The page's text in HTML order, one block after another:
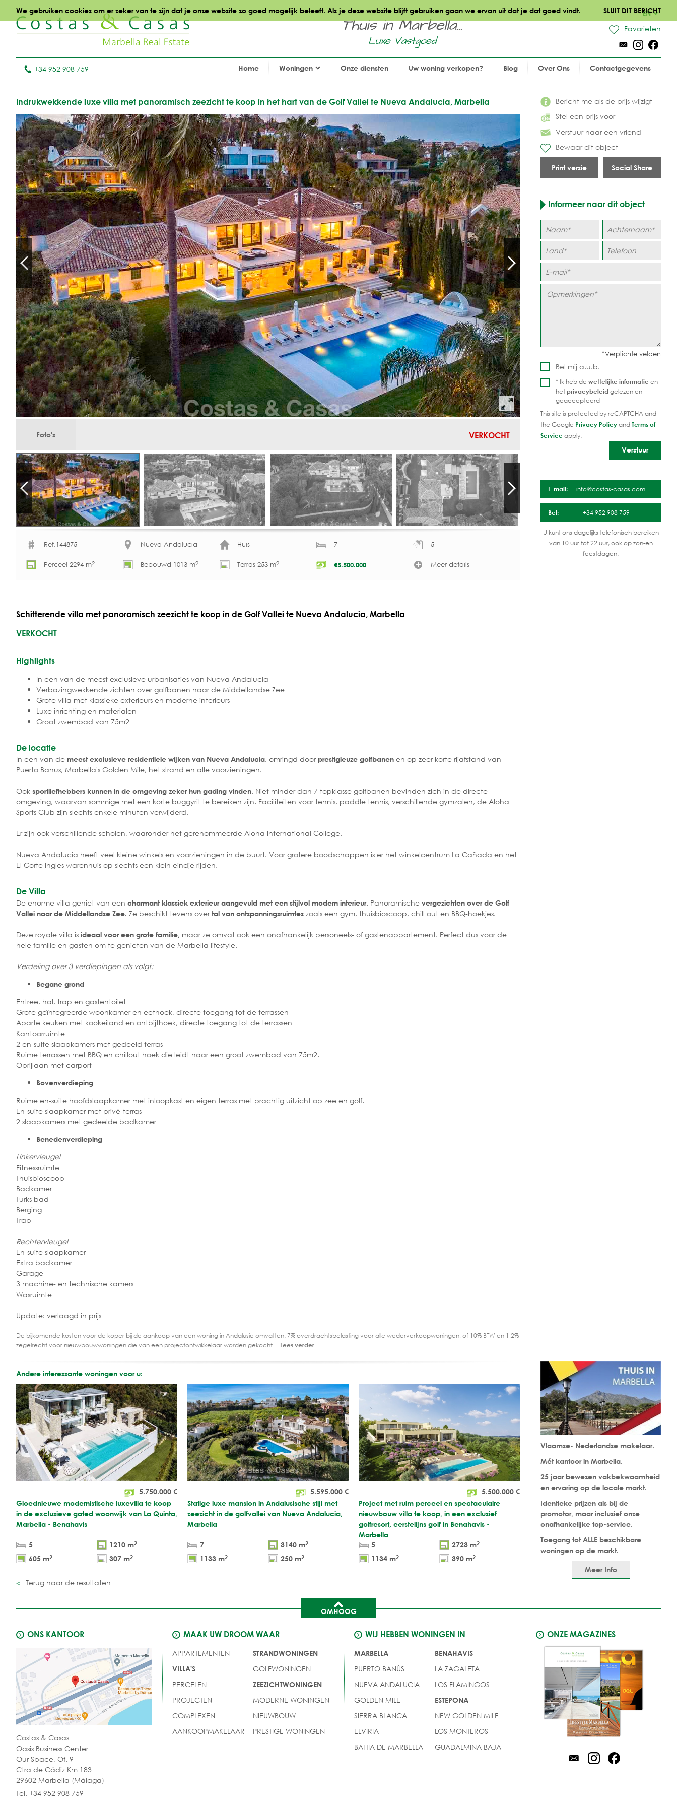
We gebruiken cookies om er zeker van te zijn dat je onze website zo goed mogelijk beleeft. Als je deze website blijft gebruiken gaan we ervan uit dat je dat goed vindt. SLUIT DIT BERICHT
Thuis in Marbella...
Luxe Vastgoed
EN
Favorieten
+34 952 908 759 Home Woningen Onze diensten Uw woning verkopen? Blog Over Ons Contactgegevens
Bericht me als de prijs wijzigt
Stel een prijs voor
Verstuur naar een vriend
Bewaar dit object
Print versie Social Share
Indrukwekkende luxe villa met panoramisch zeezicht te koop in het hart van de Golf Vallei te Nueva Andalucia, Marbella
Foto's VERKOCHT
Ref.144875 Nueva Andalucia Huis 7 5
Perceel 2294 m2 Bebouwd 1013 m2 Terras 253 m2 €5.500.000 Meer details
Schitterende villa met panoramisch zeezicht te koop in de Golf Vallei te Nueva Andalucia, Marbella
VERKOCHT
Highlights
In een van de meest exclusieve urbanisaties van Nueva Andalucia
Verbazingwekkende zichten over golfbanen naar de Middellandse Zee
Grote villa met klassieke exterieurs en moderne interieurs
Luxe inrichting en materialen
Groot zwembad van 75m2
De locatie
In een van de meest exclusieve residentiele wijken van Nueva Andalucia, omringd door prestigieuze golfbanen en op zeer korte rijafstand van
Puerto Banus, Marbella's Golden Mile, het strand en alle voorzieningen.
Ook sportliefhebbers kunnen in de omgeving zeker hun gading vinden. Niet minder dan 7 topklasse golfbanen bevinden zich in de directe
omgeving, waarvan sommige met een korte buggyrit te bereiken zijn. Faciliteiten voor tennis, paddle tennis, verschillende gymzalen, de Aloha
Sports Club zijn slechts enkele minuten verwijderd.
Er zijn ook verschillende scholen, waaronder het gerenommeerde Aloha International College.
Nueva Andalucia heeft veel kleine winkels en voorzieningen in de buurt. Voor grotere boodschappen is er het winkelcentrum La Cañada en het
El Corte Ingles warenhuis op slechts een klein eindje rijden.
De Villa
De enorme villa geniet van een charmant klassiek exterieur aangevuld met een stijlvol modern interieur. Panoramische vergezichten over de Golf
Vallei naar de Middellandse Zee. Ze beschikt tevens overtal van ontspanningsruimtes zoals een gym, thuisbioscoop, chill out en BBQ-hoekjes.
Deze royale villa is ideaal voor een grote familie, maar ze omvat ook een onafhankelijk personeels- of gastenappartement. Perfect dus voor de
hele familie en gasten om te genieten van de Marbella lifestyle.
Verdeling over 3 verdiepingen als volgt:
Begane grond
Entree, hal, trap en gastentoilet
Grote geïntegreerde woonkamer en eethoek, directe toegang tot de terrassen
Aparte keuken met kookeiland en ontbijthoek, directe toegang tot de terrassen
Kantoorruimte
2 en-suite slaapkamers met gedeeld terras
Ruime terrassen met BBQ en chillout hoek die leidt naar een groot zwembad van 75m2.
Oprijlaan met carport
Bovenverdieping
Ruime en-suite hoofdslaapkamer met inloopkast en eigen terras met prachtig uitzicht op zee en golf.
En-suite slaapkamer met privé-terras
2 slaapkamers met gedeelde badkamer
Benedenverdieping
Linkervleugel
Fitnessruimte
Thuisbioscoop
Badkamer
Turks bad
Berging
Trap
Rechtervleugel
En-suite slaapkamer
Extra badkamer
Garage
3 machine- en technische kamers
Wasruimte
Update: verlaagd in prijs
De bijkomende kosten voor de koper bij de aankoop van een woning in Andalusië omvatten: 7% overdrachtsbelasting voor alle wederverkoopwoningen, of 10% BTW en 1,2%
zegelrecht voor nieuwbouwwoningen die van een projectontwikkelaar worden gekocht.... Lees verder
Informeer naar dit object
Bel mij a.u.b.
* Ik heb de wettelijke informatie en
hetprivacybeleid gelezen en
geaccepteerd
This site is protected by reCAPTCHA and
the Google Privacy PolicyandTerms of
Serviceapply.
E-mail: info@costas-casas.com
Bel: +34 952 908 759
U kunt ons dagelijks telefonisch bereiken
van 10 uur tot 22 uur, ook op zon-en
feestdagen.
Vlaamse- Nederlandse makelaar.
Mét kantoor in Marbella.
25 jaar bewezen vakbekwaamheid
en ervaring op de locale markt.
Identieke prijzen als bij de
promotor, maar inclusief onze
onafhankelijke top-service.
Toegang tot ALLE beschikbare
woningen op de markt.
Meer Info
Andere interessante woningen voor u:
5.750.000 €
Gloednieuwe modernistische luxevilla te koop
in de exclusieve gated woonwijk van La Quinta,
Marbella - Benahavis
5 1210 m2
605 m2 307 m2
5.595.000 €
Statige luxe mansion in Andalusische stijl met
zeezicht in de golfvallei van Nueva Andalucia,
Marbella
7 3140 m2
1133 m2 250 m2
5.500.000 €
Project met ruim perceel en spectaculaire
nieuwbouw villa te koop, in een exclusief
golfresort, eerstelijns golf in Benahavis -
Marbella
5
2723 m2
1134 m2 390 m2
Terug naar de resultaten
OMHOOG
ONS KANTOOR
Costas & Casas
Oasis Business Center
Our Space, Of. 9
Ctra de Cádiz Km 183
29602 Marbella (Málaga)
Tel. +34 952 908 759
MAAK UW DROOM WAAR
APPARTEMENTEN
VILLA'S
PERCELEN
PROJECTEN
COMPLEXEN
AANKOOPMAKELAAR
STRANDWONINGEN
GOLFWONINGEN
ZEEZICHTWONINGEN
MODERNE WONINGEN
NIEUWBOUW
PRESTIGE WONINGEN
WIJ HEBBEN WONINGEN IN
MARBELLA
PUERTO BANÚS
NUEVA ANDALUCIA
GOLDEN MILE
SIERRA BLANCA
ELVIRIA
BAHIA DE MARBELLA
BENAHAVIS
LA ZAGALETA
LOS FLAMINGOS
ESTEPONA
NEW GOLDEN MILE
LOS MONTEROS
GUADALMINA BAJA
ONZE MAGAZINES